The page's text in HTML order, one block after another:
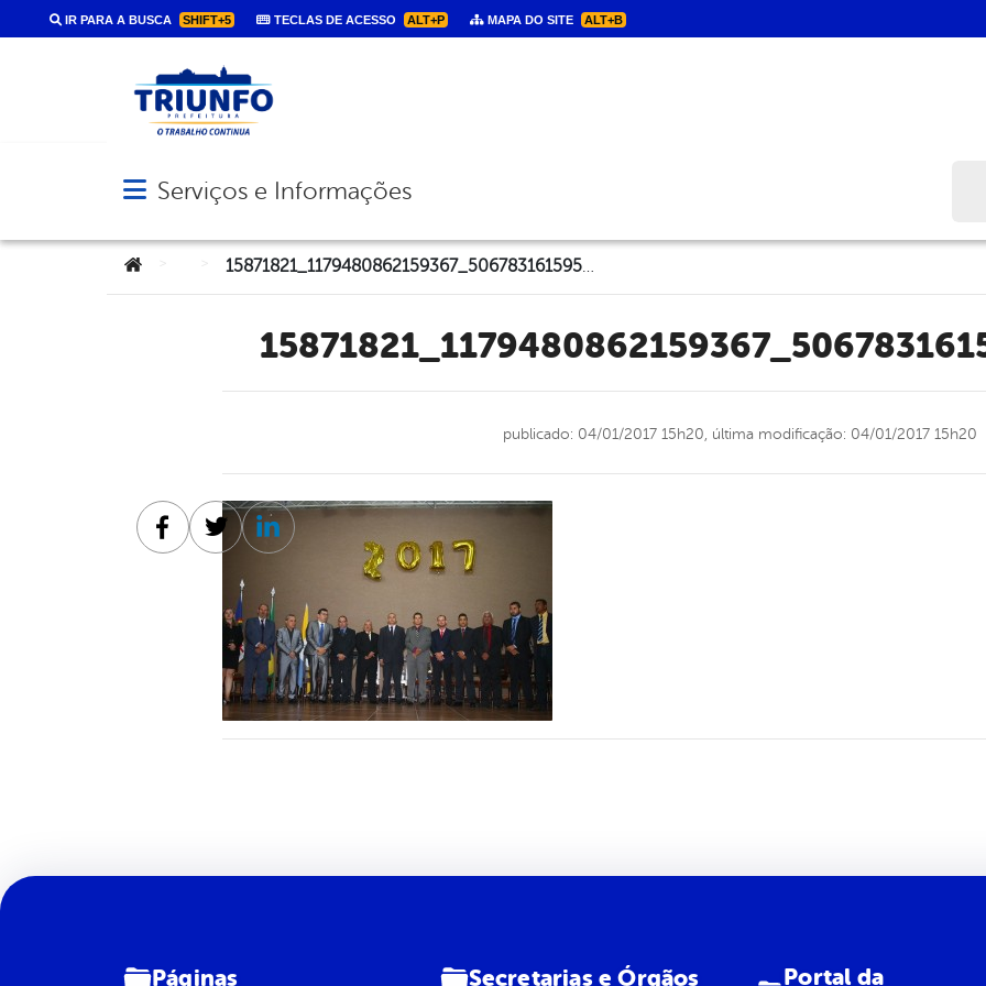
IR PARA A BUSCA SHIFT+5 TECLAS DE ACESSO ALT+P MAPA DO SITE ALT+B
Abrir menu principal de navegação
Serviços e Informações
Você está aqui: 15871821_1179480862159367_5067831615950752555_n
publicado: 04/01/2017 15h20, última modificação: 04/01/2017 15h20
Facebook
TwitterLinkedin
Páginas Secretarias e Órgãos
Portal da